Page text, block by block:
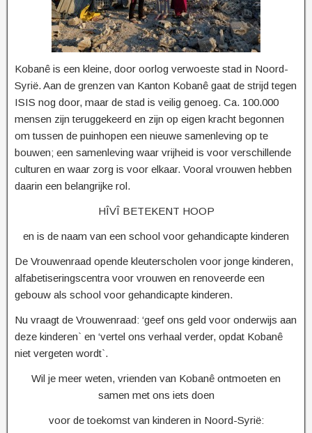
Kobanê is een kleine, door oorlog verwoeste stad in Noord-
Syrië. Aan de grenzen van Kanton Kobanê gaat de strijd tegen
ISIS nog door, maar de stad is veilig genoeg. Ca. 100.000
mensen zijn teruggekeerd en zijn op eigen kracht begonnen
om tussen de puinhopen een nieuwe samenleving op te
bouwen; een samenleving waar vrijheid is voor verschillende
culturen en waar zorg is voor elkaar. Vooral vrouwen hebben
daarin een belangrijke rol.
HÎVÎ BETEKENT HOOP
en is de naam van een school voor gehandicapte kinderen
De Vrouwenraad opende kleuterscholen voor jonge kinderen,
alfabetiseringscentra voor vrouwen en renoveerde een
gebouw als school voor gehandicapte kinderen.
Nu vraagt de Vrouwenraad: ‘geef ons geld voor onderwijs aan
deze kinderen` en ‘vertel ons verhaal verder, opdat Kobanê
niet vergeten wordt`.
Wil je meer weten, vrienden van Kobanê ontmoeten en
samen met ons iets doen
voor de toekomst van kinderen in Noord-Syrië: